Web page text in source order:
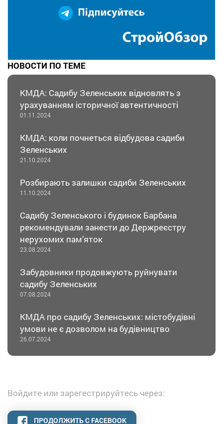
НОВОСТИ ПО ТЕМЕ
КМДА: Садибу Зеленських відновлять з
урахуванням історичної автентичності
01.11.2024
КМДА: коли почнеться відбудова садиби
Зеленських
21.10.2024
Розбирають залишки садиби Зеленських
11.10.2024
Садибу Зеленського і будинок Барбана
рекомендували занести до Держреєстру
нерухомих пам’яток
23.08.2024
Забудовники продовжують руйнувати
садибу Зеленських
07.08.2024
КМДА про садибу Зеленських: містобудівні
умови не є дозволом на будівництво
26.07.2024
Войдите или зарегестрируйтесь через:
ПРОДОЛЖИТЬ С FACEBOOK